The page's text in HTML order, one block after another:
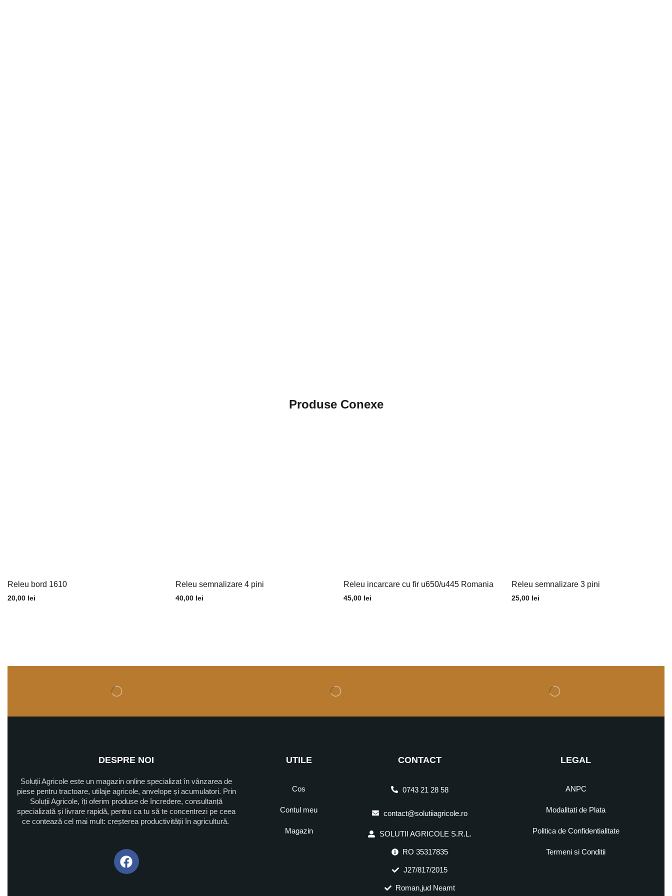
Produse Conexe
Releu bord 1610
20,00 lei
Releu semnalizare 4 pini
40,00 lei
Releu incarcare cu fir u650/u445 Romania
45,00 lei
Releu semnalizare 3 pini
25,00 lei
DESPRE NOI
Soluții Agricole este un magazin online specializat în vânzarea de
piese pentru tractoare, utilaje agricole, anvelope și acumulatori. Prin
Soluții Agricole, îți oferim produse de încredere, consultanță
specializată și livrare rapidă, pentru ca tu să te concentrezi pe ceea
ce contează cel mai mult: creșterea productivității în agricultură.
UTILE
Cos
Contul meu
Magazin
CONTACT
0743 21 28 58
contact@solutiiagricole.ro
SOLUTII AGRICOLE S.R.L.
RO 35317835
J27/817/2015
Roman,jud Neamt
LEGAL
ANPC
Modalitati de Plata
Politica de Confidentialitate
Termeni si Conditii